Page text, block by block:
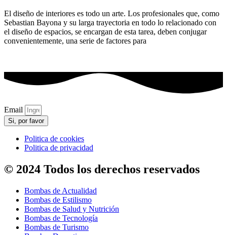
El diseño de interiores es todo un arte. Los profesionales que, como
Sebastian Bayona y su larga trayectoria en todo lo relacionado con
el diseño de espacios, se encargan de esta tarea, deben conjugar
convenientemente, una serie de factores para
Email
Si, por favor
Politica de cookies
Politica de privacidad
© 2024 Todos los derechos reservados
Bombas de Actualidad
Bombas de Estilismo
Bombas de Salud y Nutrición
Bombas de Tecnología
Bombas de Turismo